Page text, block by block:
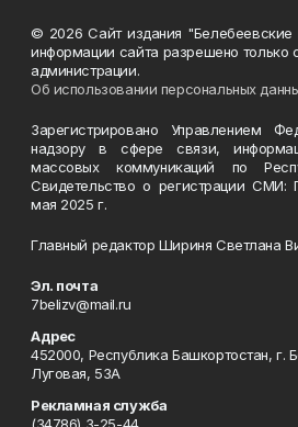
© 2026 Сайт издания "Белебеевские
информации сайта разрешено только
администрации.
Об использовании персональных
Зарегистрировано Управлением
надзору в сфере связи,
массовых коммуникаций по
Свидетельство о регистрации
мая 2025 г.
Главный редактор Шириня Светлана
Эл. почта
7belizv@mail.ru
Адрес
452000, Республика Башкортостан, г.
Луговая, 53А
Рекламная служба